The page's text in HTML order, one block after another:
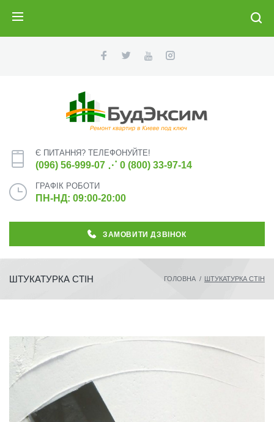
Є ПИТАННЯ? ТЕЛЕФОНУЙТЕ!
(096) 56-999-07 ⋰ 0 (800) 33-97-14
ГРАФІК РОБОТИ
ПН-НД: 09:00-20:00
ЗАМОВИТИ ДЗВІНОК
ШТУКАТУРКА СТІН ГОЛОВНА / ШТУКАТУРКА СТІН